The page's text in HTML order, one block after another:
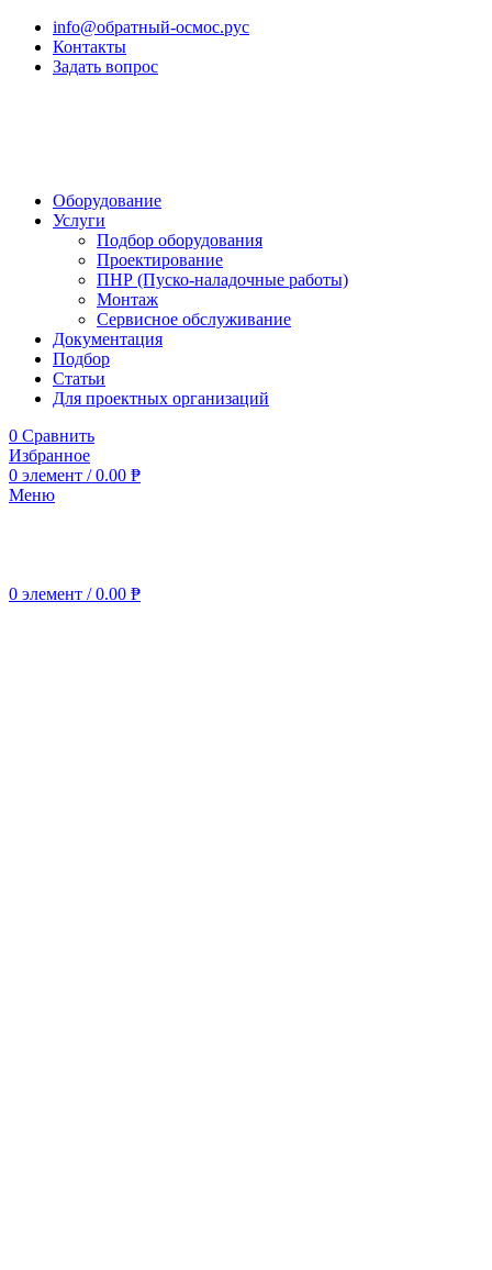
info@обратный-осмос.рус
Контакты
Задать вопрос
Оборудование
Услуги
Подбор оборудования
Проектирование
ПНР (Пуско-наладочные работы)
Монтаж
Сервисное обслуживание
Документация
Подбор
Статьи
Для проектных организаций
0 Сравнить
Избранное
0 элемент / 0.00 ₱
Меню
0 элемент / 0.00 ₱